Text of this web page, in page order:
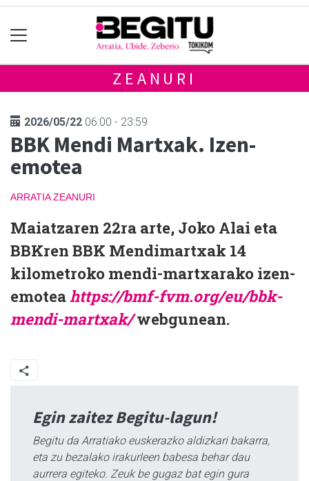
ZEANURI
2026/05/22 06:00 - 23:59
BBK Mendi Martxak. Izen-
emotea
ARRATIA ZEANURI
Maiatzaren 22ra arte, Joko Alai eta
BBKren BBK Mendimartxak 14
kilometroko mendi-martxarako izen-
emoteahttps://bmf-fvm.org/eu/bbk-
mendi-martxak/webgunean.
Egin zaitez Begitu-lagun!
Begitu da Arratiako euskerazko aldizkari bakarra,
eta zu bezalako irakurleen babesa behar dau
aurrera egiteko. Zeuk be gugaz bat egin gura